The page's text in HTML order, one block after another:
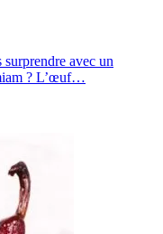
avec un
? L’œuf…